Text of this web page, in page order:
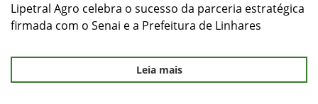
Lipetral Agro celebra o sucesso da parceria estratégica
firmada com o Senai e a Prefeitura de Linhares
Leia mais